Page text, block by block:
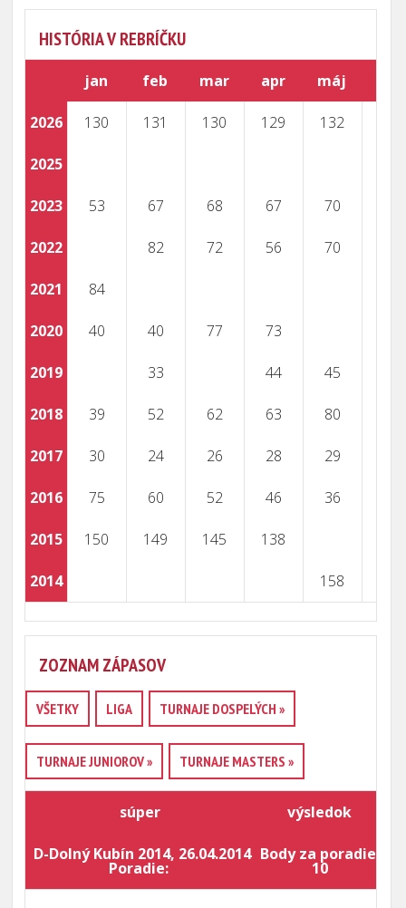
HISTÓRIA V REBRÍČKU
jan feb mar apr máj
2026 130 131 130 129 132
2025
2023 53 67 68 67 70
2022 82 72 56 70
2021 84
2020 40 40 77 73
2019 33 44 45
2018 39 52 62 63 80
2017 30 24 26 28 29
2016 75 60 52 46 36
2015 150 149 145 138
2014 158
ZOZNAM ZÁPASOV
VŠETKY LIGA TURNAJE DOSPELÝCH »
TURNAJE JUNIOROV » TURNAJE MASTERS »
súper výsledok
D-Dolný Kubín 2014, 26.04.2014
Poradie:
Body za poradie:
10